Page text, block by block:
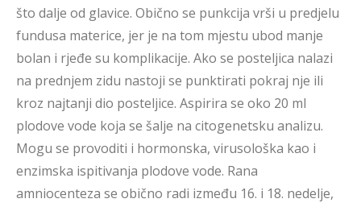
što dalje od glavice. Obično se punkcija vrši u predjelu
fundusa materice, jer je na tom mjestu ubod manje
bolan i rjeđe su komplikacije. Ako se posteljica nalazi
na prednjem zidu nastoji se punktirati pokraj nje ili
kroz najtanji dio posteljice. Aspirira se oko 20 ml
plodove vode koja se šalje na citogenetsku analizu.
Mogu se provoditi i hormonska, virusološka kao i
enzimska ispitivanja plodove vode. Rana
amniocenteza se obično radi između 16. i 18. nedelje,